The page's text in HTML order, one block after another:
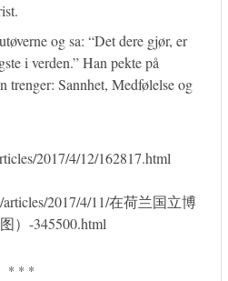
og sa: “Det dere gjør, er
i verden.” Han pekte på
trenger: Sannhet, Medfølelse og
2017/4/12/162817.html
2017/4/11/在荷兰国立博
）-345500.html
* * *